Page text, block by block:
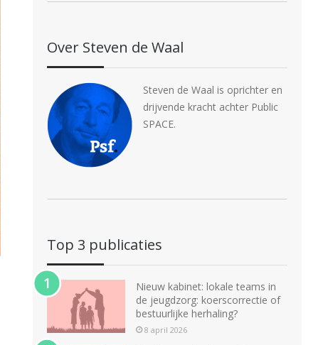
Over Steven de Waal
Steven de Waal is oprichter en
drijvende kracht achter Public
SPACE.
Top 3 publicaties
Nieuw kabinet: lokale teams in
de jeugdzorg: koerscorrectie of
bestuurlijke herhaling?
8 april 2026